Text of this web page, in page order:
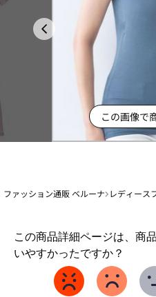
この画像で
ファッション通販 ベルーナ レディース
この商品詳細ページは、商
いやすかったですか？
1
か